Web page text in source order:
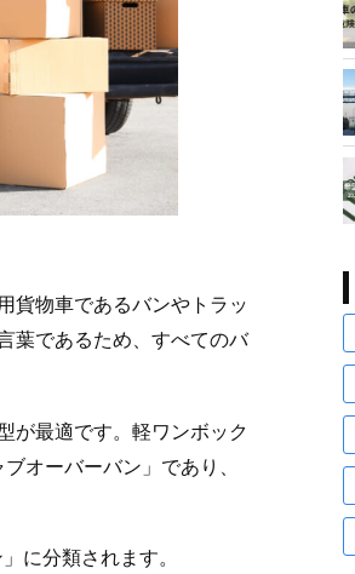
貨物車であるバンやトラッ
葉であるため、すべてのバ
が最適です。軽ワンボック
オーバーバン」であり、
に分類されます。